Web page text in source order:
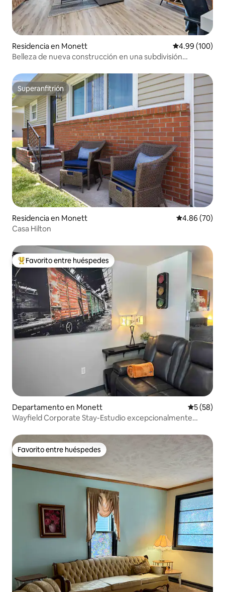
Residencia en Monett Calificación
4.99 (100)
Belleza de nueva construcción en una subdivisión
Superanfitrión
Superanfitrión
Residencia en Monett Calificación
4.86 (70)
Casa Hilton
De los mejores en Favorito entre huéspedes
Favorito entre huéspedes
Departamento en Monett
5 (58)
Wayfield Corporate Stay-Estudio excepcionalmente
Favorito entre huéspedes
Favorito entre huéspedes